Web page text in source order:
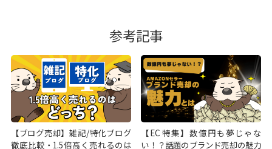
参考記事
【ブログ売却】雑記/特化ブログ
徹底比較・1.5倍高く売れるのは
【EC特集】数億円も夢じゃな
い！？話題のブランド売却の魅力